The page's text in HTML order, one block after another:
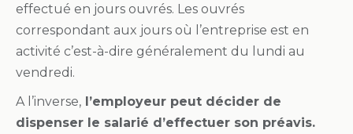
effectué en jours ouvrés. Les ouvrés
correspondant aux jours où l’entreprise est en
activité c’est-à-dire généralement du lundi au
vendredi.
A l’inverse, l’employeur peut décider de
dispenser le salarié d’effectuer son préavis.